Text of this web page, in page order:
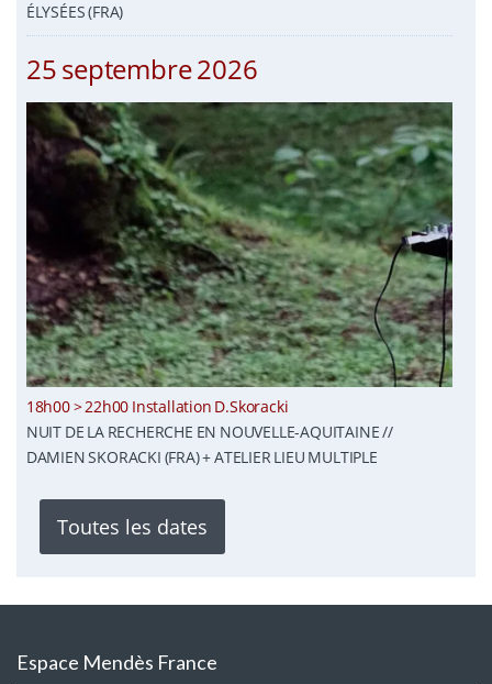
ÉLYSÉES (FRA)
25 septembre 2026
18h00 > 22h00 Installation D.Skoracki
NUIT DE LA RECHERCHE EN NOUVELLE-AQUITAINE //
DAMIEN SKORACKI (FRA) + ATELIER LIEU MULTIPLE
Toutes les dates
Espace Mendès France